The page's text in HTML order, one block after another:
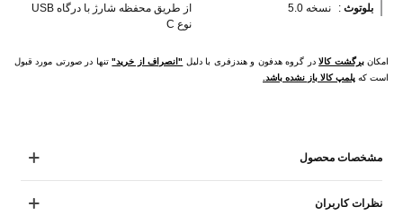
بلوتوث : نسخه 5.0
از طریق محفظه شارژ با درگاه USB
نوع C
امکانبرگشت کالادر گروه هدفون و هندزفری با دلیل "انصراف از خرید"تنها در صورتی مورد قبول
است که پلمپ کالا باز نشده باشد.
مشخصات محصول
نظرات کاربران